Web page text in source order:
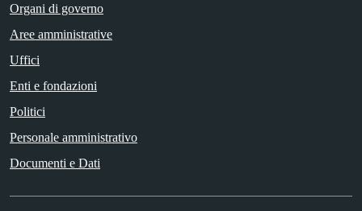
Organi di governo
Aree amministrative
Uffici
Enti e fondazioni
Politici
Personale amministrativo
Documenti e Dati